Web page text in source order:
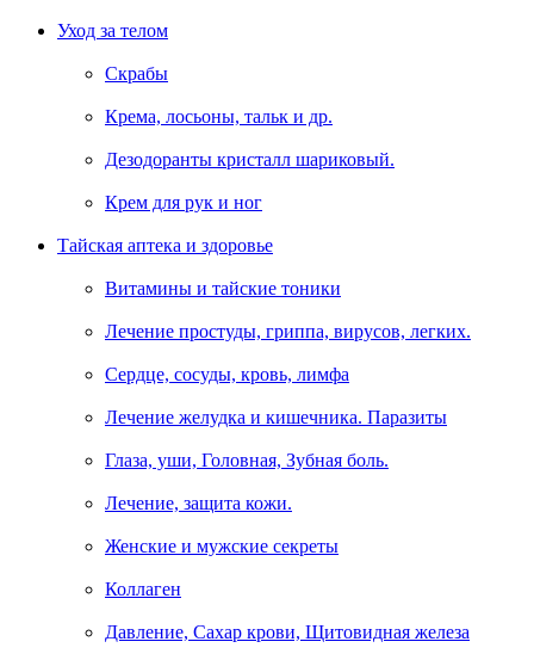
Уход за телом
Скрабы
Крема, лосьоны, тальк и др.
Дезодоранты кристалл шариковый.
Крем для рук и ног
Тайская аптека и здоровье
Витамины и тайские тоники
Лечение простуды, гриппа, вирусов, легких.
Сердце, сосуды, кровь, лимфа
Лечение желудка и кишечника. Паразиты
Глаза, уши, Головная, Зубная боль.
Лечение, защита кожи.
Женские и мужские секреты
Коллаген
Давление, Сахар крови, Щитовидная железа